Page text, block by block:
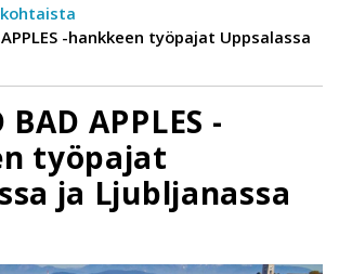
APPLES -hankkeen työpajat Uppsalassa
BAD APPLES -
työpajat
ja Ljubljanassa